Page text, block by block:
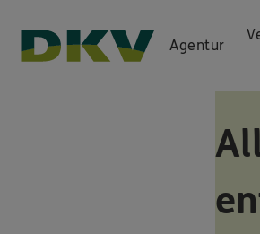
Agentur